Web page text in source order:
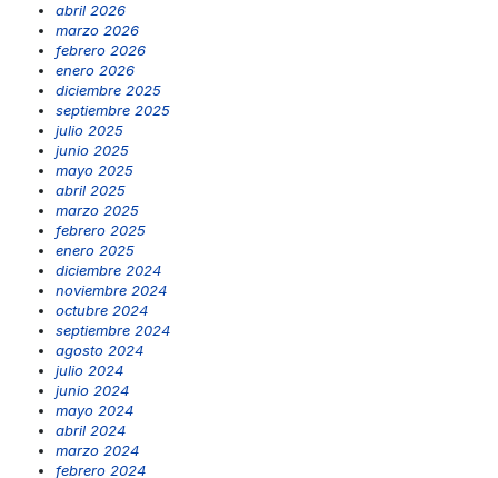
abril 2026
marzo 2026
febrero 2026
enero 2026
diciembre 2025
septiembre 2025
julio 2025
junio 2025
mayo 2025
abril 2025
marzo 2025
febrero 2025
enero 2025
diciembre 2024
noviembre 2024
octubre 2024
septiembre 2024
agosto 2024
julio 2024
junio 2024
mayo 2024
abril 2024
marzo 2024
febrero 2024